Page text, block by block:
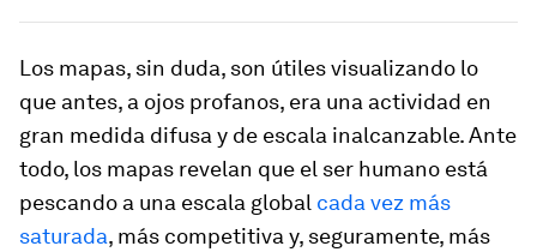
Los mapas, sin duda, son útiles visualizando lo
que antes, a ojos profanos, era una actividad en
gran medida difusa y de escala inalcanzable. Ante
todo, los mapas revelan que el ser humano está
pescando a una escala global cada vez más
saturada, más competitiva y, seguramente, más